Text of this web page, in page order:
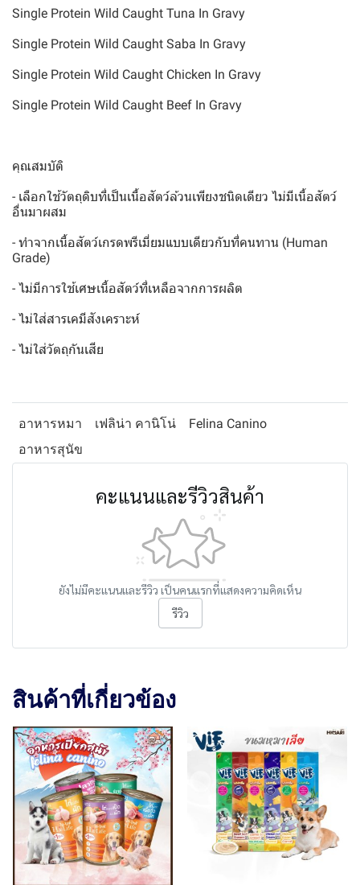
Single Protein Wild Caught Tuna In Gravy
Single Protein Wild Caught Saba In Gravy
Single Protein Wild Caught Chicken In Gravy
Single Protein Wild Caught Beef In Gravy
คุณสมบัติ
- เลือกใช้วัตถุดิบที่เป็นเนื้อสัตว์ล้วนเพียงชนิดเดียว ไม่มีเนื้อสัตว์
อื่นมาผสม
- ทำจากเนื้อสัตว์เกรดพรีเมี่ยมแบบเดียวกับที่คนทาน (Human
Grade)
- ไม่มีการใช้เศษเนื้อสัตว์ที่เหลือจากการผลิต
- ไม่ใส่สารเคมีสังเคราะห์
- ไม่ใส่วัตถุกันเสีย
อาหารหมา เฟลิน่า คานิโน่
Felina Canino
อาหารสุนัข
คะแนนและรีวิวสินค้า
ยังไม่มีคะแนนและรีวิว เป็นคนแรกที่แสดงความคิดเห็น
รีวิว
สินค้าที่เกี่ยวข้อง